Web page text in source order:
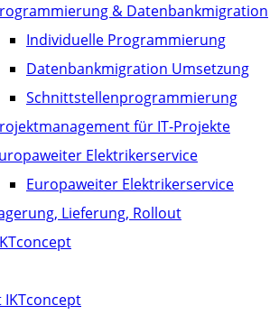
& Datenbankmigration
Individuelle Programmierung
Datenbankmigration Umsetzung
Schnittstellenprogrammierung
für IT-Projekte
Elektrikerservice
Europaweiter Elektrikerservice
Lieferung, Rollout
IKTconcept